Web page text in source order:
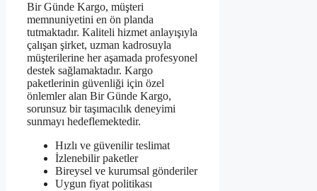
Bir Günde Kargo, müşteri
memnuniyetini en ön planda
tutmaktadır. Kaliteli hizmet anlayışıyla
çalışan şirket, uzman kadrosuyla
müşterilerine her aşamada profesyonel
destek sağlamaktadır. Kargo
paketlerinin güvenliği için özel
önlemler alan Bir Günde Kargo,
sorunsuz bir taşımacılık deneyimi
sunmayı hedeflemektedir.
Hızlı ve güvenilir teslimat
İzlenebilir paketler
Bireysel ve kurumsal gönderiler
Uygun fiyat politikası